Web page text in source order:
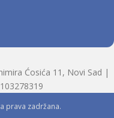
Ćosića 11, Novi Sad |
prava zadržana.